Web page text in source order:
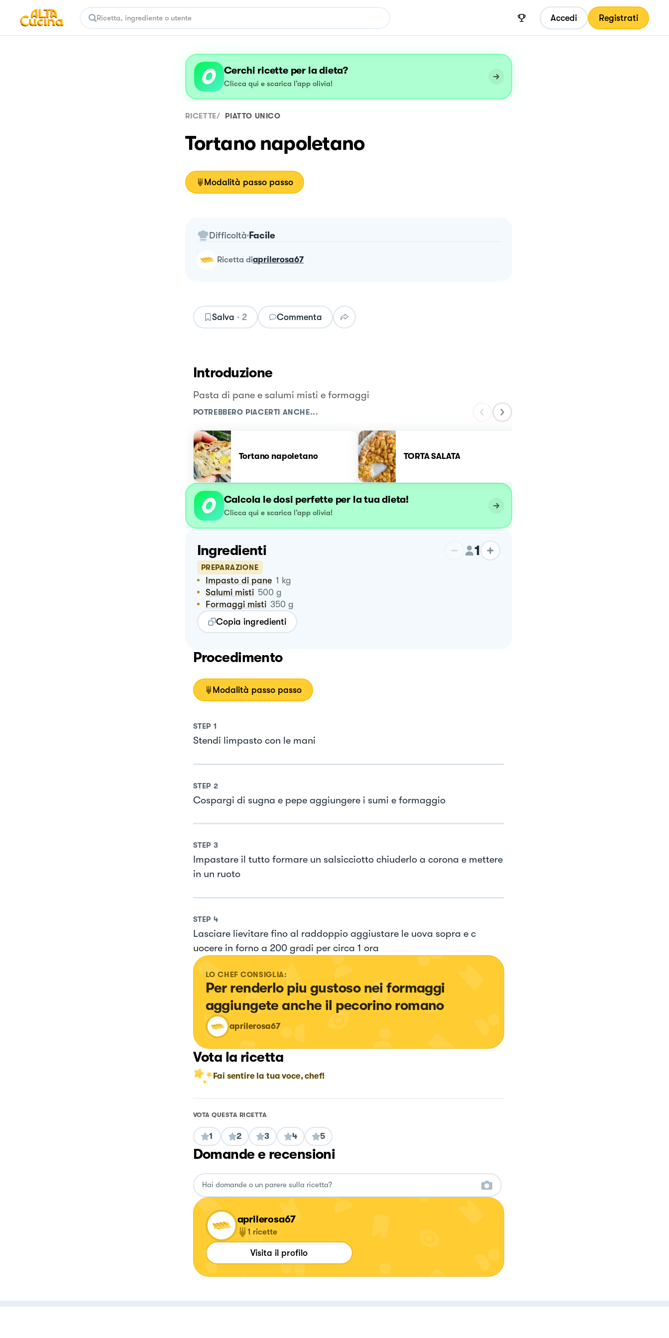
Accedi Registrati
Cerchi ricette per la dieta?
Clicca qui e scarica l’app olivia!
RICETTE/ PIATTO UNICO
Tortano napoletano
Modalità passo passo
Difficoltà Facile
ricetta diaprilerosa67
Salva · 2 Commenta
Introduzione
Pasta di pane e salumi misti e formaggi
POTREBBERO PIACERTI ANCHE...
Tortano napoletano TORTA SALATA
Calcola le dosi perfette per la tua dieta!
Clicca qui e scarica l’app olivia!
Ingredienti 1
PREPARAZIONE
Impasto di pane 1 kg
Salumi misti 500 g
Formaggi misti 350 g
Copia ingredienti
Procedimento
Modalità passo passo
STEP 1
Stendi limpasto con le mani
STEP 2
Cospargi di sugna e pepe aggiungere i sumi e formaggio
STEP 3
Impastare il tutto formare un salsicciotto chiuderlo a corona e mettere
in un ruoto
STEP 4
Lasciare lievitare fino al raddoppio aggiustare le uova sopra e c
uocere in forno a 200 gradi per circa 1 ora
LO CHEF CONSIGLIA:
Per renderlo piu gustoso nei formaggi
aggiungete anche il pecorino romano
aprilerosa67
Vota la ricetta
Fai sentire la tua voce, chef!
VOTA QUESTA RICETTA
1 2 3 4 5
Domande e recensioni
aprilerosa67
1 ricette
Visita il profilo